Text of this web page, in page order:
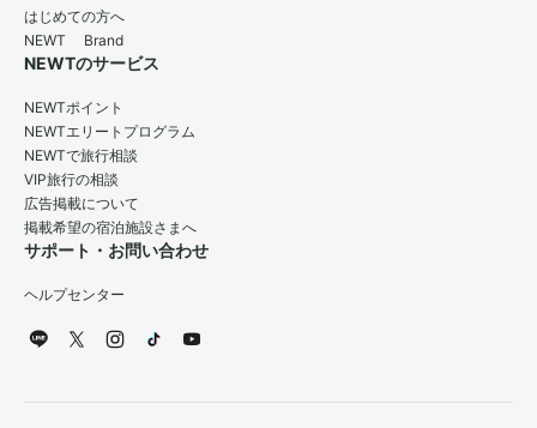
はじめての方へ
NEWT Brand
NEWTのサービス
NEWTポイント
NEWTエリートプログラム
NEWTで旅行相談
VIP旅行の相談
広告掲載について
掲載希望の宿泊施設さまへ
サポート・お問い合わせ
ヘルプセンター